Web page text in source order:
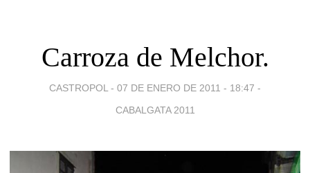
Carroza de Melchor.
CASTROPOL - 07 DE ENERO DE 2011 - 18:47 -
CABALGATA 2011